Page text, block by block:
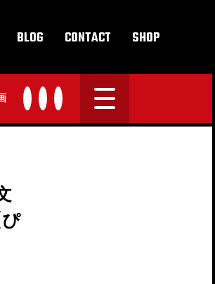
BLOG CONTACT SHOP